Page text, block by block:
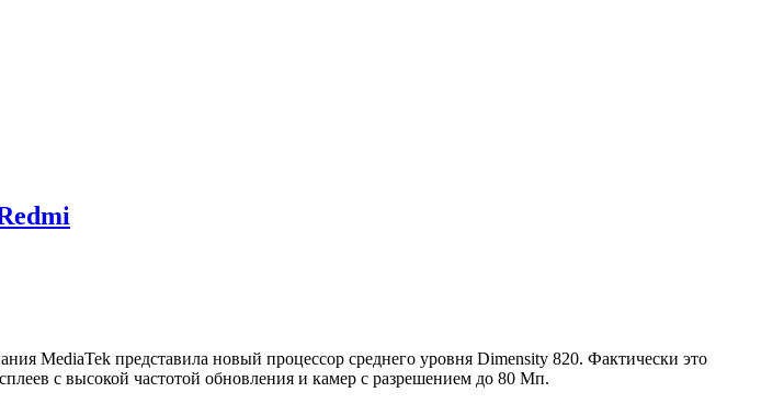
MediaTek представила новый процессор среднего уровня Dimensity 820. Фактически это
с высокой частотой обновления и камер с разрешением до 80 Мп.